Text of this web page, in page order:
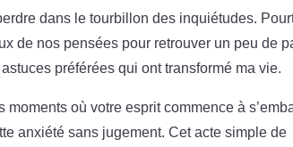
dans le tourbillon des inquiétudes.
de nos pensées pour retrouver un peu de
préférées qui ont transformé ma vie.
où votre esprit commence à
anxiété sans jugement. Cet acte simple de